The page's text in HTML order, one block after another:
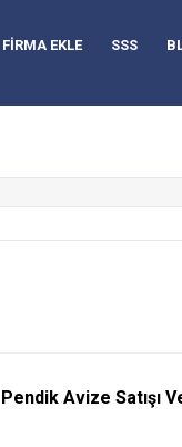
FİRMA EKLE SSS
Pendik Avize Satışı